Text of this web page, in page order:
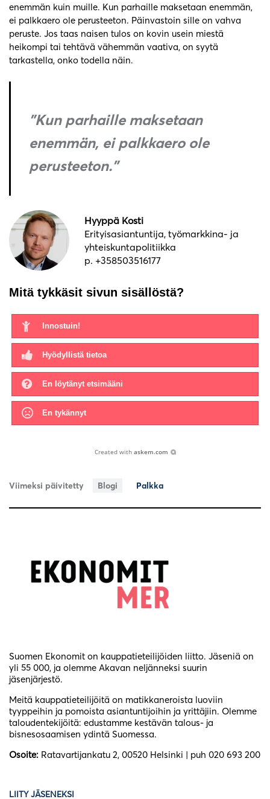
enemmän kuin muille. Kun parhaille maksetaan enemmän,
ei palkkaero ole perusteeton. Päinvastoin sille on vahva
peruste. Jos taas naisen tulos on kovin usein miestä
heikompi tai tehtävä vähemmän vaativa, on syytä
tarkastella, onko todella näin.
”Kun parhaille maksetaan
enemmän, ei palkkaero ole
perusteeton.”
Hyyppä Kosti
Erityisasiantuntija, työmarkkina- ja
yhteiskuntapolitiikka
p. +358503516177
Mitä tykkäsit sivun sisällöstä?
Innostuin!
Hyödyllistä tietoa
En löytänyt etsimääni
En tykännyt
Created with askem.com
Viimeksi päivitetty Blogi Palkka
Suomen Ekonomit on kauppatieteilijöiden liitto. Jäseniä on
yli 55 000, ja olemme Akavan neljänneksi suurin
jäsenjärjestö.
Meitä kauppatieteilijöitä on matikkaneroista luoviin
tyyppeihin ja pomoista asiantuntijoihin ja yrittäjiin. Olemme
taloudentekijöitä: edustamme kestävän talous- ja
bisnesosaamisen ydintä Suomessa.
Osoite: Ratavartijankatu 2, 00520 Helsinki | puh 020 693 200
LIITY JÄSENEKSI